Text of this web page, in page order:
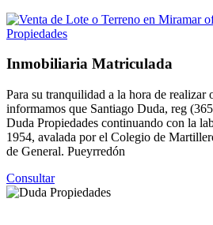
Inmobiliaria Matriculada
Para su tranquilidad a la hora de realizar
informamos que Santiago Duda, reg
Duda Propiedades continuando con la
1954, avalada por el Colegio de
de General. Pueyrredón
Consultar